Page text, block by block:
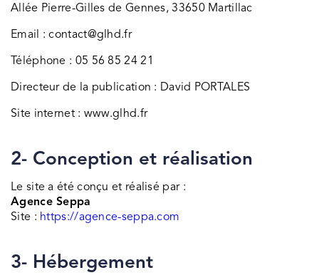
Allée Pierre-Gilles de Gennes, 33650 Martillac
Email : contact@glhd.fr
Téléphone : 05 56 85 24 21
Directeur de la publication : David PORTALES
Site internet : www.glhd.fr
2- Conception et réalisation
Le site a été conçu et réalisé par :
Agence Seppa
Site : https://agence-seppa.com
3- Hébergement